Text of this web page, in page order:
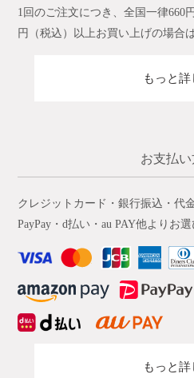
1回のご注文につき、全国一律660
円（税込）以上お買い上げの場合
もっと詳
お支払
クレジットカード・銀行振込・代
PayPay・d払い・au PAY他よりお
もっと詳